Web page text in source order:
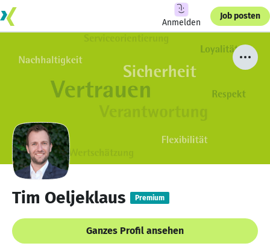
Anmelden
Job posten
Tim Oeljeklaus Premium
Ganzes Profil ansehen